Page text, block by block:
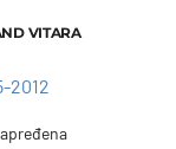
VITARA
2012